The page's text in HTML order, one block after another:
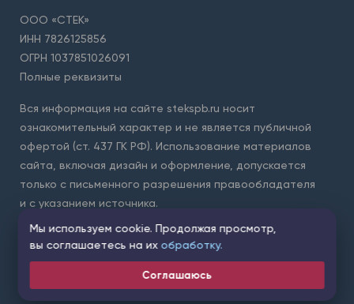
ООО «СТЕК»
ИНН 7826125856
ОГРН 1037851026091
Полные реквизиты
Вся информация на сайте stekspb.ru носит
ознакомительный характер и не является публичной
офертой (ст. 437 ГК РФ). Использование материалов
сайта, включая дизайн и оформление, допускается
только с письменного разрешения правообладателя
и с указанием источника.
Для защиты форм на сайте используется сервис Yandex
SmartCaptcha. Применяются
условия обработки данных
Мы используем cookie. Продолжая просмотр,
вы соглашаетесь на их обработку.
Соглашаюсь